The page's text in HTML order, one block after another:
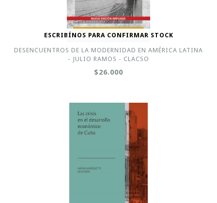
ESCRIBÍNOS PARA CONFIRMAR STOCK
DESENCUENTROS DE LA MODERNIDAD EN AMÉRICA LATINA
- JULIO RAMOS - CLACSO
$26.000